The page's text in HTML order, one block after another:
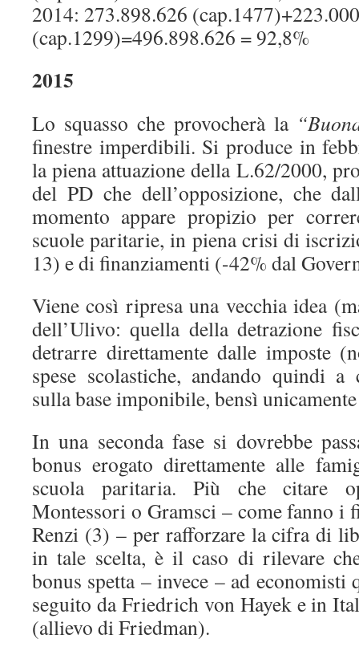
2014: 273.898.626
(cap.1299)=496.898.626 = 92,8%
2015
Lo squasso che provocherà la
finestre imperdibili. Si produce in
la piena attuazione della L.62/2000,
del PD che dell’opposizione, che
momento appare propizio per
scuole paritarie, in piena crisi di
13) e di finanziamenti (-42% dal
Viene così ripresa una vecchia idea
dell’Ulivo: quella della detrazione
detrarre direttamente dalle imposte
spese scolastiche, andando quindi a
sulla base imponibile, bensì
In una seconda fase si dovrebbe
bonus erogato direttamente alle
scuola paritaria. Più che citare
Montessori o Gramsci – come fanno i
Renzi (3) – per rafforzare la cifra di
in tale scelta, è il caso di rilevare
bonus spetta – invece – ad
seguito da Friedrich von Hayek e in
(allievo di Friedman).